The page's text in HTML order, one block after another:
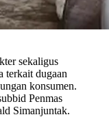
sekaligus
terkait dugaan
konsumen.
Penmas
Simanjuntak.